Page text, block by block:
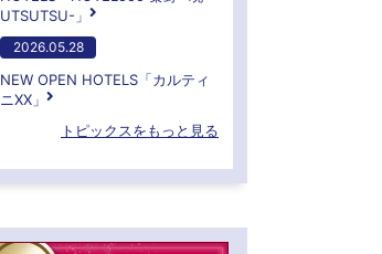
UTSUTSU-」
2026.05.28
NEW OPEN HOTELS「カルティ
ニXX」
トピックスをもっと見る